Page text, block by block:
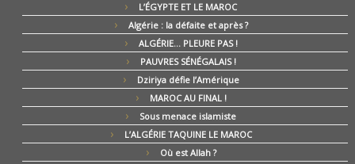
L’ÉGYPTE ET LE MAROC
Algérie : la défaite et après ?
ALGÉRIE… PLEURE PAS !
PAUVRES SÉNÉGALAIS !
Dziriya défie l’Amérique
MAROC AU FINAL !
Sous menace islamiste
L’ALGÉRIE TAQUINE LE MAROC
Où est Allah ?